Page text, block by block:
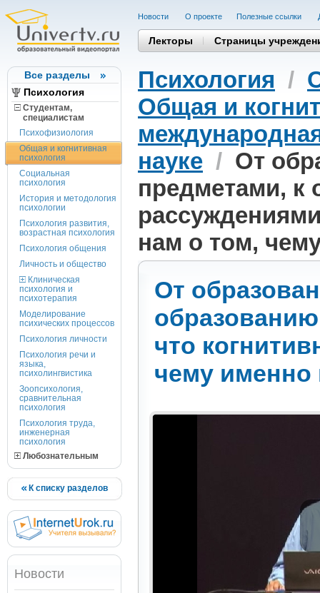
Все разделы
Психология
Студентам,
cпециалистам
Психофизиология
Общая и когнитивная
психология
Социальная
психология
История и методология
психологии
Психология развития,
возрастная психология
Психология общения
Личность и общество
Клиническая
психология и
психотерапия
Моделирование
психических процессов
Психология личности
Психология речи и
языка,
психолингвистика
Зоопсихология,
сравнительная
психология
Психология труда,
инженерная
психология
Любознательным
К списку разделов
Новости
Новости О проекте Полезные cсылки
Лекторы Страницы
Психология /
Общая и
науке / От
предметами, к
нам о том,
От
что
чему